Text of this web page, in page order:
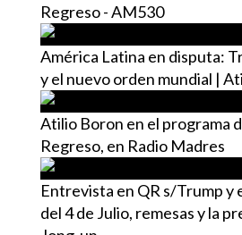
Regreso - AM530
América Latina en disputa:
y el nuevo orden mundial |
Atilio Boron en el programa
Regreso, en Radio Madres
Entrevista en QR s/Trump y
del 4 de Julio, remesas y la